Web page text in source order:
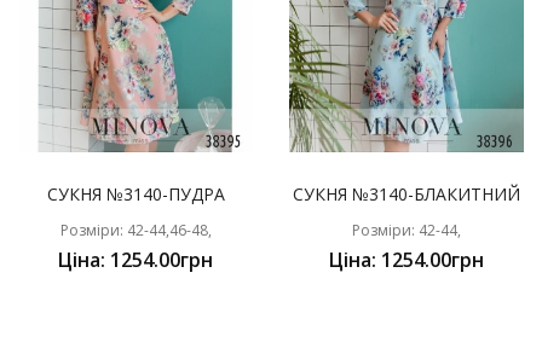
СУКНЯ №3140-ПУДРА
Розміри: 42-44,46-48,
Ціна: 1254.00грн
СУКНЯ №3140-БЛАКИТНИЙ
Розміри: 42-44,
Ціна: 1254.00грн